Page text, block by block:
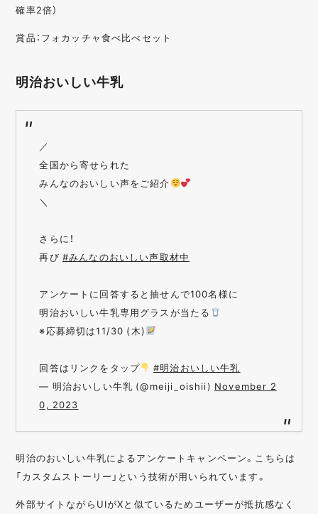
確率2倍）
賞品：フォカッチャ食べ比べセット
明治おいしい牛乳
／
全国から寄せられた
みんなのおいしい声をご紹介
＼
さらに！
再び #みんなのおいしい声取材中
アンケートに回答すると抽せんで100名様に
明治おいしい牛乳専用グラスが当たる
※応募締切は11/30 (木)
回答はリンクをタップ
#明治おいしい牛乳
— 明治おいしい牛乳 (@meiji_oishii) November 2
0, 2023
明治のおいしい牛乳によるアンケートキャンペーン。こちらは
「カスタムストーリー」という技術が用いられています。
外部サイトながらUIがXと似ているためユーザーが抵抗感なく